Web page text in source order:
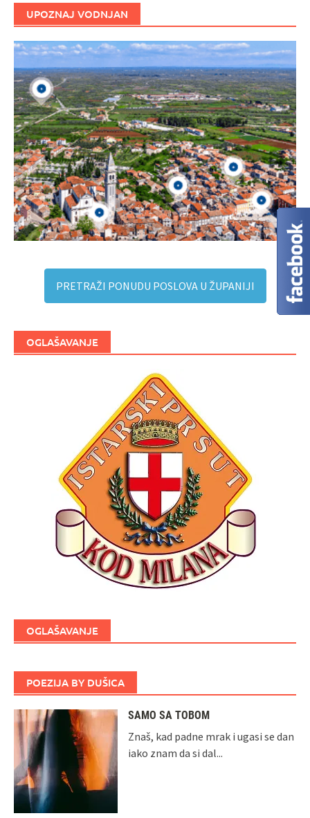
UPOZNAJ VODNJAN
PRETRAŽI PONUDU POSLOVA U ŽUPANIJI
OGLAŠAVANJE
OGLAŠAVANJE
POEZIJA BY DUŠICA
SAMO SA TOBOM
Znaš, kad padne mrak i ugasi se dan
iako znam da si dal...